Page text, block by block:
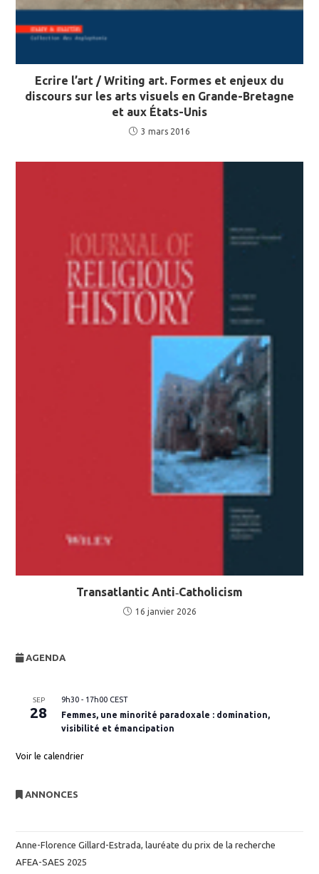
Ecrire l’art / Writing art. Formes et enjeux du
discours sur les arts visuels en Grande-Bretagne
et aux États-Unis
3 mars 2016
Transatlantic Anti‐Catholicism
16 janvier 2026
AGENDA
SEP
28
9h30 - 17h00 CEST
Femmes, une minorité paradoxale : domination,
visibilité et émancipation
Voir le calendrier
ANNONCES
Anne-Florence Gillard-Estrada, lauréate du prix de la recherche
AFEA-SAES 2025